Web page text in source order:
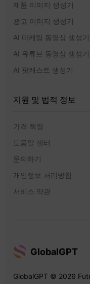
제품 이미지 생성기
광고 이미지 생성기
AI 마케팅 동영상 생성기
AI 유튜브 동영상 생성기
AI 팟캐스트 생성기
지원 및 법적 정보
가격 책정
도움말 센터
문의하기
개인정보 처리방침
서비스 약관
GlobalGPT
GlobalGPT © 2026